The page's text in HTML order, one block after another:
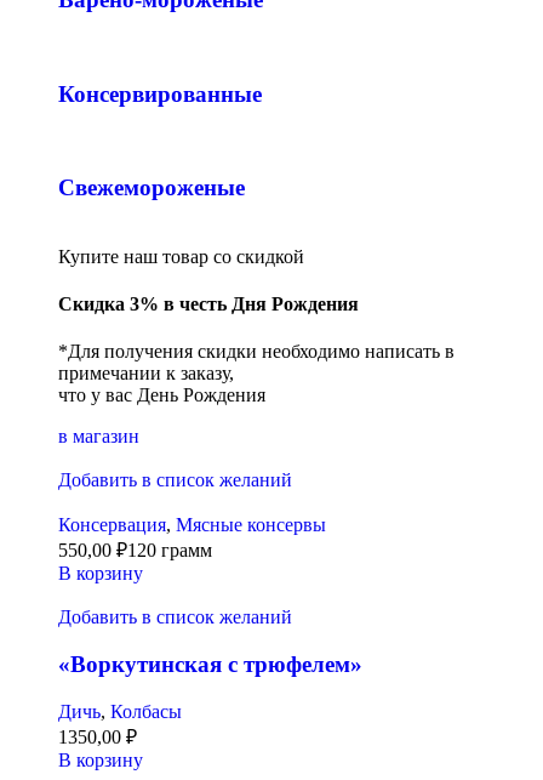
Консервированные
Свежемороженые
Купите наш товар со скидкой
Скидка 3% в честь Дня Рождения
*Для получения скидки необходимо написать в
примечании к заказу,
что у вас День Рождения
в магазин
Добавить в список желаний
Консервация, Мясные консервы
550,00 ₽120 грамм
В корзину
Добавить в список желаний
«Воркутинская с трюфелем»
Дичь, Колбасы
1350,00 ₽
В корзину